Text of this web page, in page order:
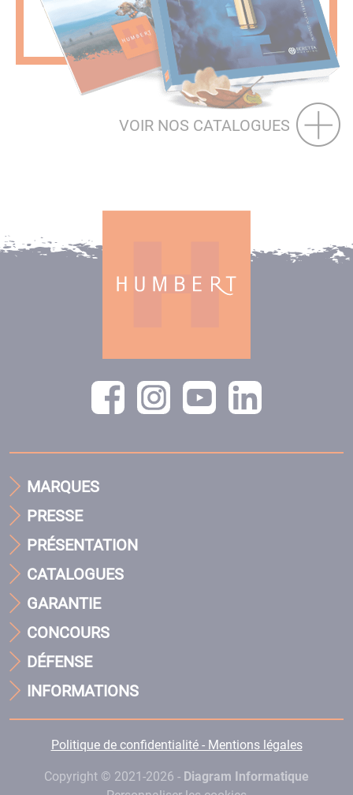
VOIR NOS CATALOGUES
MARQUES
PRESSE
PRÉSENTATION
CATALOGUES
GARANTIE
CONCOURS
DÉFENSE
INFORMATIONS
Politique de confidentialité - Mentions légales
Copyright © 2021-2026 - Diagram Informatique